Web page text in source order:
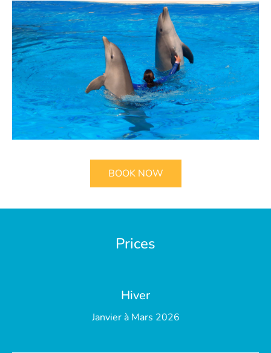
BOOK NOW
Prices
Hiver
Janvier à Mars 2026